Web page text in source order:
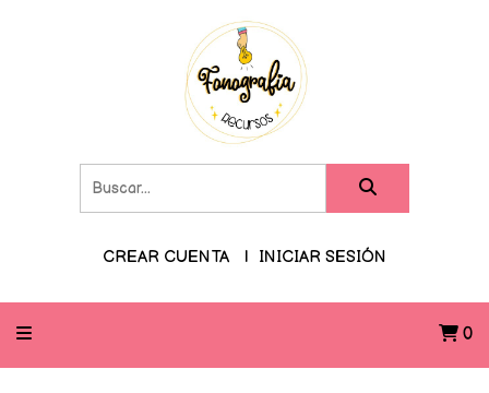
CREAR CUENTA INICIAR SESIÓN
0